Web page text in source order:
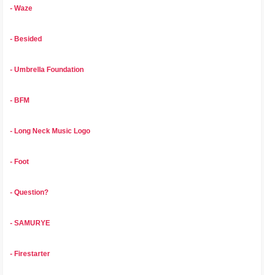
- Waze
- Besided
- Umbrella Foundation
- BFM
- Long Neck Music Logo
- Foot
- Question?
- SAMURYE
- Firestarter